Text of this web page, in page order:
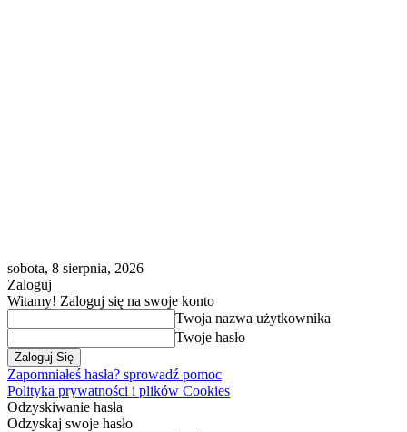
sobota, 8 sierpnia, 2026
Zaloguj
Witamy! Zaloguj się na swoje konto
Twoja nazwa użytkownika
Twoje hasło
Zapomniałeś hasła? sprowadź pomoc
Polityka prywatności i plików Cookies
Odzyskiwanie hasła
Odzyskaj swoje hasło